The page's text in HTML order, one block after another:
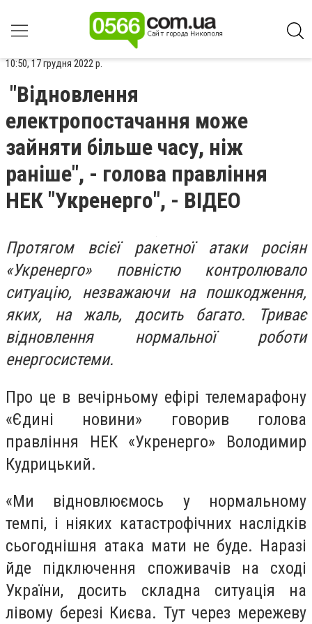
10:50, 17 грудня 2022 р.
"Відновлення
електропостачання може
зайняти більше часу, ніж
раніше", - голова правління
НЕК "Укренерго", - ВІДЕО
Протягом всієї ракетної атаки росіян
«Укренерго» повністю контролювало
ситуацію, незважаючи на пошкодження,
яких, на жаль, досить багато. Триває
відновлення нормальної роботи
енергосистеми.
Про це в вечірньому ефірі телемарафону
«Єдині новини» говорив голова
правління НЕК «Укренерго» Володимир
Кудрицький.
«Ми відновлюємось у нормальному
темпі, і ніяких катастрофічних наслідків
сьогоднішня атака мати не буде. Наразі
йде підключення споживачів на сході
України, досить складна ситуація на
лівому березі Києва. Тут через мережеву